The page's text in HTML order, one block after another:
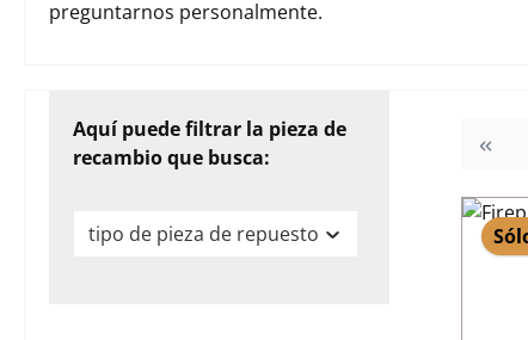
preguntarnos personalmente.
Aquí puede filtrar la pieza de
recambio que busca:
tipo de pieza de repuesto